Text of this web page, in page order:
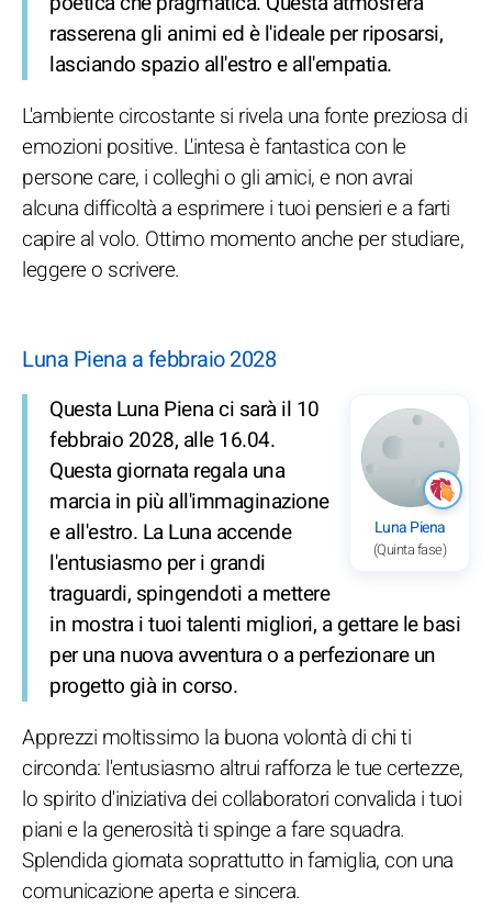
rasserena gli animi ed è l'ideale per riposarsi,
lasciando spazio all'estro e all'empatia.
L'ambiente circostante si rivela una fonte preziosa di
emozioni positive. L'intesa è fantastica con le
persone care, i colleghi o gli amici, e non avrai
alcuna difficoltà a esprimere i tuoi pensieri e a farti
capire al volo. Ottimo momento anche per studiare,
leggere o scrivere.
Luna Piena a febbraio 2028
Luna Piena
(Quinta fase)
Questa Luna Piena ci sarà il 10
febbraio 2028, alle 16.04.
Questa giornata regala una
marcia in più all'immaginazione
e all'estro. La Luna accende
l'entusiasmo per i grandi
traguardi, spingendoti a mettere
in mostra i tuoi talenti migliori, a gettare le basi
per una nuova avventura o a perfezionare un
progetto già in corso.
Apprezzi moltissimo la buona volontà di chi ti
circonda: l'entusiasmo altrui rafforza le tue certezze,
lo spirito d'iniziativa dei collaboratori convalida i tuoi
piani e la generosità ti spinge a fare squadra.
Splendida giornata soprattutto in famiglia, con una
comunicazione aperta e sincera.